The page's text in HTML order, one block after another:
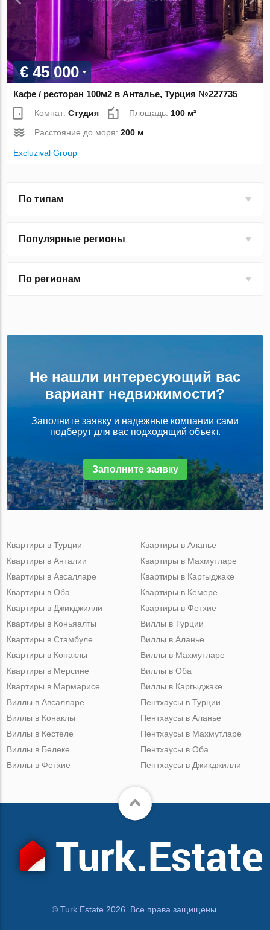
€ 45 000
Кафе / ресторан 100м2 в Анталье, Турция №227735
Комнат:Студия Площадь: 100 м²
Расстояние до моря:200 м
Excluzival Group
По типам
Популярные регионы
По регионам
Не нашли интересующий вас
вариант недвижимости?
Заполните заявку и надежные компании сами
подберут для вас подходящий объект.
Заполните заявку
Квартиры в Турции
Квартиры в Анталии
Квартиры в Авсалларе
Квартиры в Оба
Квартиры в Джикджилли
Квартиры в Аланье
Квартиры в Махмутларе
Квартиры в Каргыджаке
Квартиры в Кемере
Квартиры в Фетхие
Квартиры в Коньяалты
Квартиры в Стамбуле
Квартиры в Конаклы
Квартиры в Мерсине
Квартиры в Мармарисе
Виллы в Турции
Виллы в Аланье
Виллы в Махмутларе
Виллы в Оба
Виллы в Каргыджаке
Виллы в Авсалларе
Виллы в Конаклы
Виллы в Кестеле
Виллы в Белеке
Виллы в Фетхие
Пентхаусы в Турции
Пентхаусы в Аланье
Пентхаусы в Махмутларе
Пентхаусы в Оба
Пентхаусы в Джикджилли
© Turk.Estate 2026. Все права защищены.